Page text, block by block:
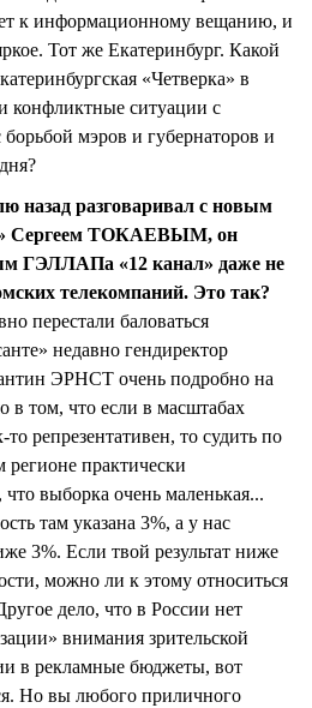
к информационному вещанию, и
Тот же Екатеринбург. Какой
«Четверка» в
конфликтные ситуации с
мэров и губернаторов и
назад разговаривал с новым
Сергеем ТОКАЕВЫМ, он
ГЭЛЛАПа «12 канал» даже не
телекомпаний. Это так?
перестали баловаться
недавно гендиректор
ЭРНСТ очень подробно на
в том, что если в масштабах
репрезентативен, то судить по
практически
выборка очень маленькая...
там указана 3%, а у нас
3%. Если твой результат ниже
можно ли к этому относиться
дело, что в России нет
внимания зрительской
в рекламные бюджеты, вот
Но вы любого приличного